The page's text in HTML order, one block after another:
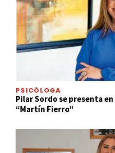
PSICÓLOGA
Pilar Sordo se presenta
“Martín Fierro”